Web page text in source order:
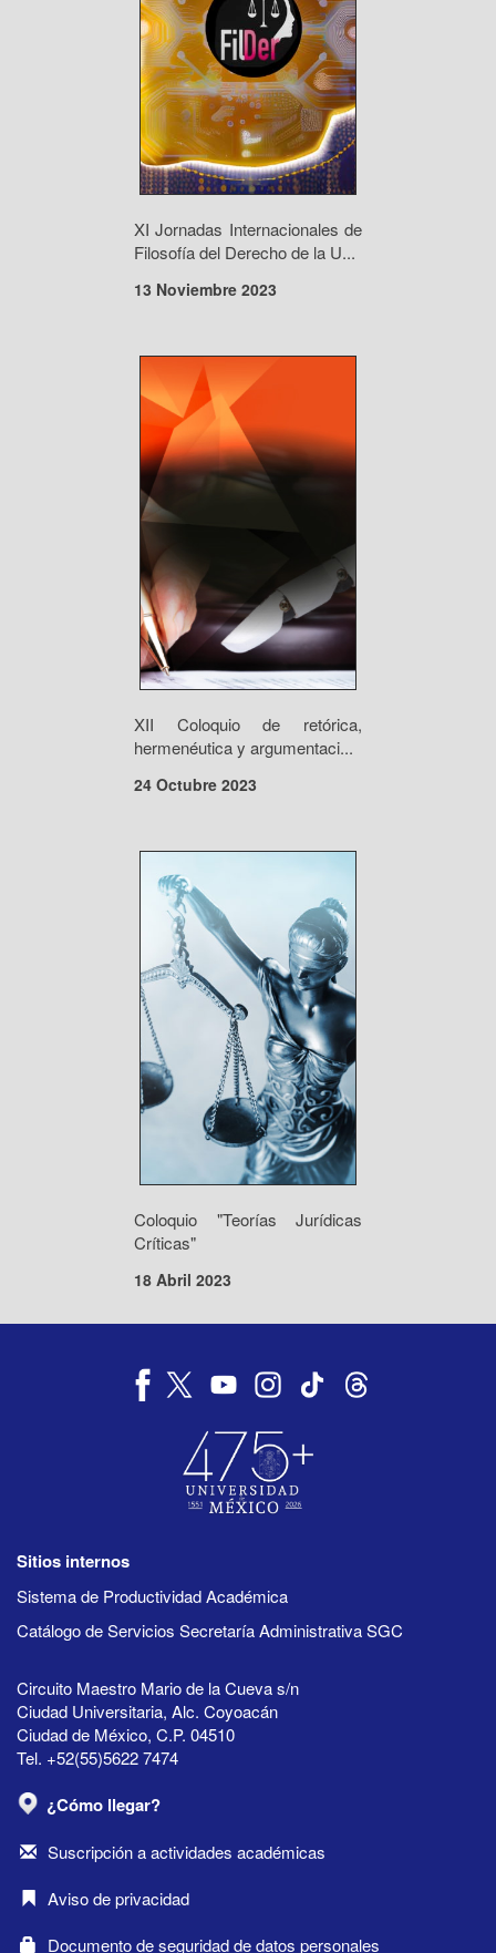
XI Jornadas Internacionales de
Filosofía del Derecho de la U...
13 Noviembre 2023
XII Coloquio de retórica,
hermenéutica y argumentaci...
24 Octubre 2023
Coloquio "Teorías Jurídicas
Críticas"
18 Abril 2023
Sitios internos
Sistema de Productividad Académica
Catálogo de Servicios Secretaría Administrativa SGC
Circuito Maestro Mario de la Cueva s/n
Ciudad Universitaria, Alc. Coyoacán
Ciudad de México, C.P. 04510
Tel. +52(55)5622 7474
¿Cómo llegar?
Suscripción a actividades académicas
Aviso de privacidad
Documento de seguridad de datos personales